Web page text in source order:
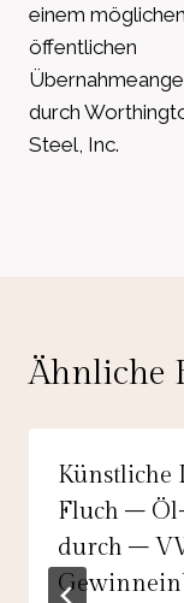
einem möglichen
öffentlichen
durch
Steel, Inc.
Ähnliche
Künstliche
Fluch –
durch –